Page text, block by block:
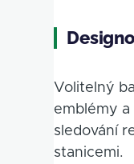
Volitelný
emblémy
sledování
stanicemi.